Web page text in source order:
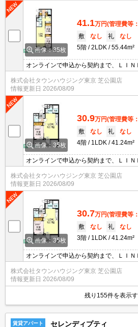
画像：35枚
41.1万円(管理費等
敷
なし 礼
なし
5階
2LDK 55.44m²
オンラインで申込から契約まで、ＬＩＮ
株式会社タウンハウジング東京 芝公園店
情報更新日 2026/08/09
画像：35枚
30.9万円(管理費等
敷
なし 礼
なし
4階
1LDK 41.24m²
オンラインで申込から契約まで、ＬＩＮ
株式会社タウンハウジング東京 芝公園店
情報更新日 2026/08/09
画像：35枚
30.7万円(管理費等
敷
なし 礼
なし
3階
1LDK 41.24m²
オンラインで申込から契約まで、ＬＩＮ
株式会社タウンハウジング東京 芝公園店
情報更新日 2026/08/09
残り155件を表示
賃貸アパート セレンディプティ